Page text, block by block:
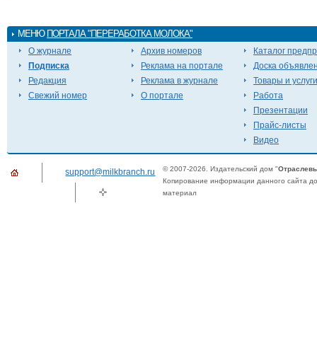
МЕНЮ ПОРТАЛА "ПЕРЕРАБОТКА МОЛОКА"
О журнале
Подписка
Редакция
Свежий номер
Архив номеров
Реклама на портале
Реклама в журнале
О портале
Каталог
Доска
Товары и услуги
Работа
Презентации
Прайс-листы
Видео
support@milkbranch.ru © 2007-2026. Издательский дом "
Копирование информации данного сайта
материал